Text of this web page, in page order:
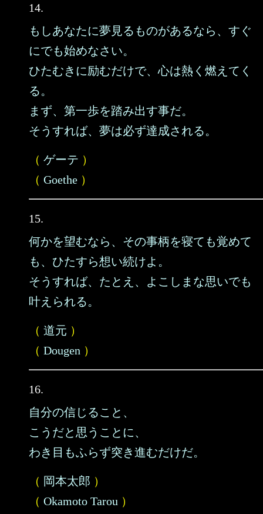
14.
もしあなたに夢見るものがあるなら、すぐ
にでも始めなさい。
ひたむきに励むだけで、心は熱く燃えてく
る。
まず、第一歩を踏み出す事だ。
そうすれば、夢は必ず達成される。
（ ゲーテ ）
（ Goethe ）
15.
何かを望むなら、その事柄を寝ても覚めて
も、ひたすら想い続けよ。
そうすれば、たとえ、よこしまな思いでも
叶えられる。
（ 道元 ）
（ Dougen ）
16.
自分の信じること、
こうだと思うことに、
わき目もふらず突き進むだけだ。
（ 岡本太郎 ）
（ Okamoto Tarou ）